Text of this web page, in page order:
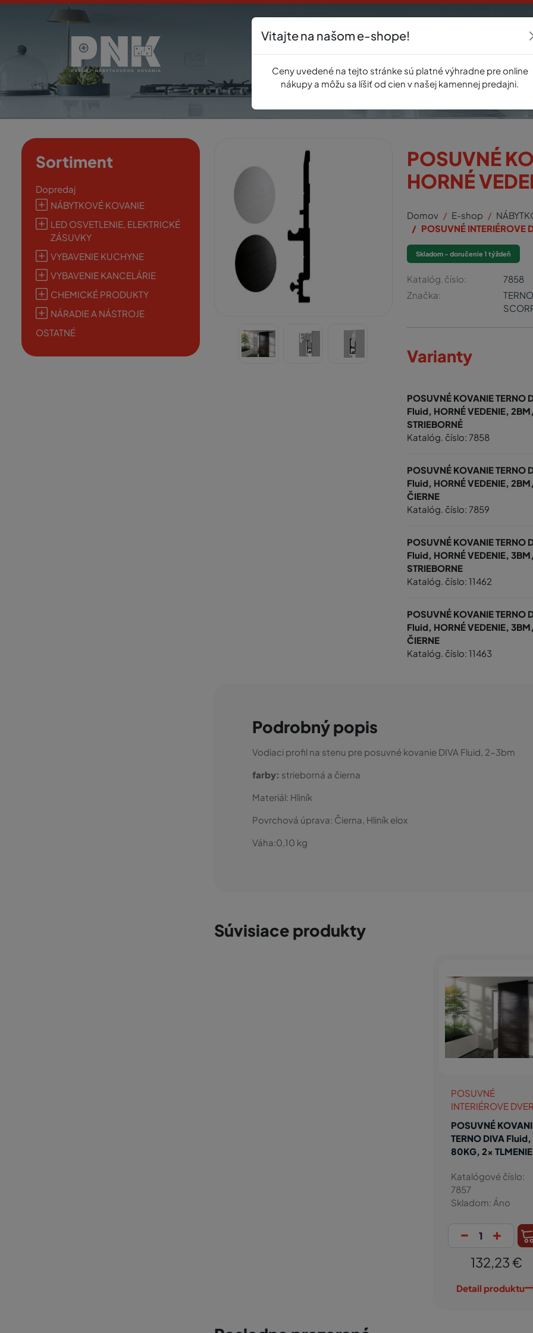
AkcieE-shopRegistráciaNovinkyO násPredajňa
Sortiment
Dopredaj
NÁBYTKOVÉ KOVANIE
LED OSVETLENIE, ELEKTRICKÉ
ZÁSUVKY
VYBAVENIE KUCHYNE
VYBAVENIE KANCELÁRIE
CHEMICKÉ PRODUKTY
NÁRADIE A NÁSTROJE
OSTATNÉ
POSUVNÉ
HORNÉ
Domov E-shop
POSUVNÉ INTERIÉROVE
Skladom - doručenie 1 týždeň
Katalóg. číslo:
7858
Značka:
TERNO
Varianty
POSUVNÉ KOVANIE TERNO
Fluid, HORNÉ VEDENIE,
STRIEBORNÉ
Katalóg. číslo: 7858
POSUVNÉ KOVANIE TERNO
Fluid, HORNÉ VEDENIE,
ČIERNE
Katalóg. číslo: 7859
POSUVNÉ KOVANIE TERNO
Fluid, HORNÉ VEDENIE,
STRIEBORNE
Katalóg. číslo: 11462
POSUVNÉ KOVANIE TERNO
Fluid, HORNÉ VEDENIE,
ČIERNE
Katalóg. číslo: 11463
Podrobný popis
Vodiaci profil na stenu pre posuvné kovanie DIVA Fluid, 2-3bm
farby: strieborná a čierna
Materiál: Hliník
Povrchová úprava: Čierna, Hliník elox
Váha:0,10 kg
Súvisiace produkty
POSUVNÉ
INTERIÉROVE
POSUVNÉ
TERNO DIVA Fluid,
80KG, 2x TLMENIE
Katalógové číslo:
7857
Skladom: Áno
- +
132,23 €
Detail produktu
Vitajte na našom e-shope!
Ceny uvedené na tejto stránke sú platné výhradne pre online
nákupy a môžu sa líšiť od cien v našej kamennej predajni.